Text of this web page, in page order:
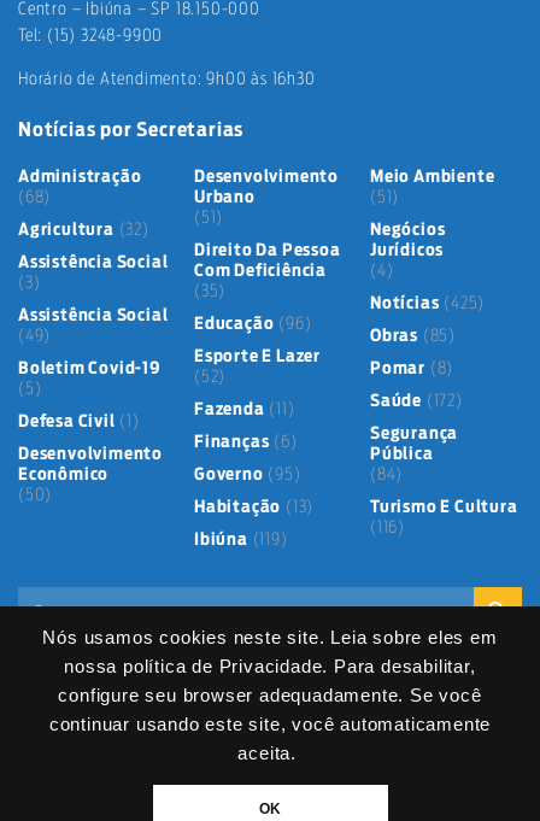
Nós usamos cookies neste site. Leia sobre eles em
nossa política de Privacidade. Para desabilitar,
configure seu browser adequadamente. Se você
continuar usando este site, você automaticamente
aceita.
OK
Centro – Ibiúna – SP 18.150-000
Tel: (15) 3248-9900
Horário de Atendimento: 9h00 às 16h30
Notícias por Secretarias
Administração
(68)
Agricultura (32)
Assistência Social
(3)
Assistência Social
(49)
Boletim Covid-19
(5)
Defesa Civil (1)
Desenvolvimento
Econômico
(50)
Desenvolvimento
Urbano
(51)
Direito Da Pessoa
Com Deficiência
(35)
Educação (96)
Esporte E Lazer
(52)
Fazenda (11)
Finanças (6)
Governo (95)
Habitação (13)
Ibiúna (119)
Meio Ambiente
(51)
Negócios
Jurídicos
(4)
Notícias (425)
Obras (85)
Pomar (8)
Saúde (172)
Segurança
Pública
(84)
Turismo E Cultura
(116)
Mapa do Site Política de Privacidade
Termos de Uso
Serviços Digitais